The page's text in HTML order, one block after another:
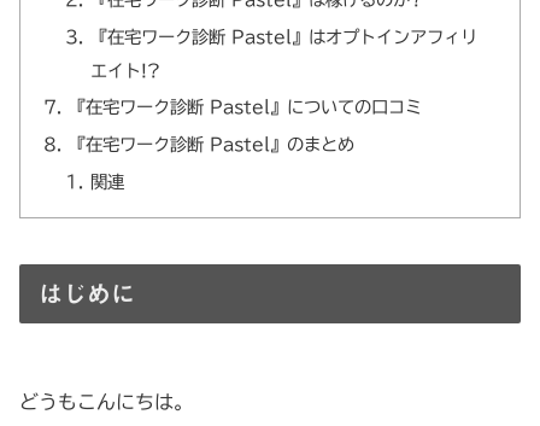
『在宅ワーク診断 Pastel』はオプトインアフィリ
エイト!?
『在宅ワーク診断 Pastel』についての口コミ
『在宅ワーク診断 Pastel』のまとめ
関連
はじめに
どうもこんにちは。